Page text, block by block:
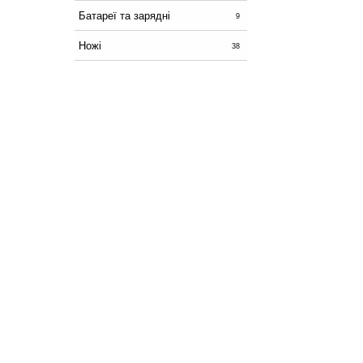
Батареї та зарядні 9
Ножі 38